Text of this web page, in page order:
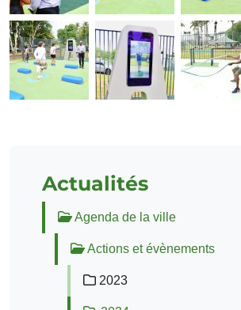
Actualités
Agenda de la ville
Actions et évènements
2023